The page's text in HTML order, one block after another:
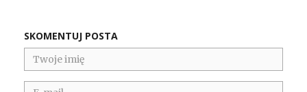
SKOMENTUJ POSTA